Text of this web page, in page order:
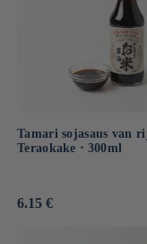
Tamari sojasaus van
Teraokake ⋅ 300ml
Normale
6.15 €